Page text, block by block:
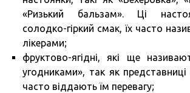
«Ризький бальзам». Ці
солодко-гіркий смак, їх часто
лікерами;
фруктово-ягідні, які ще
угодниками», так як представниці
часто віддають їм перевагу;